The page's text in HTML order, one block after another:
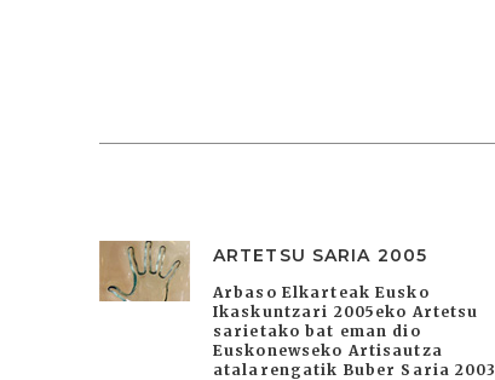
ARTETSU SARIA 2005
Arbaso Elkarteak Eusko
Ikaskuntzari 2005eko Artetsu
sarietako bat eman dio
Euskonewseko Artisautza
atalarengatik Buber Saria 2003